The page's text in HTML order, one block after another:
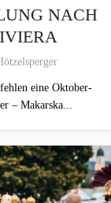
NACH
eine Oktober-
– Makarska...